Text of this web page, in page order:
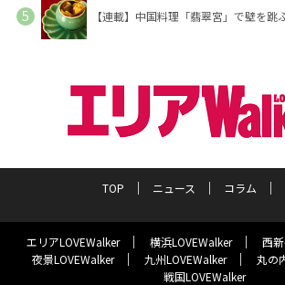
【連載】中国料理「翡翠宮」で壁を跳
TOP ニュース コラム
エリアLOVEWalker 横浜LOVEWalker
西
夜景LOVEWalker
九州LOVEWalker
丸の
戦国LOVEWalker